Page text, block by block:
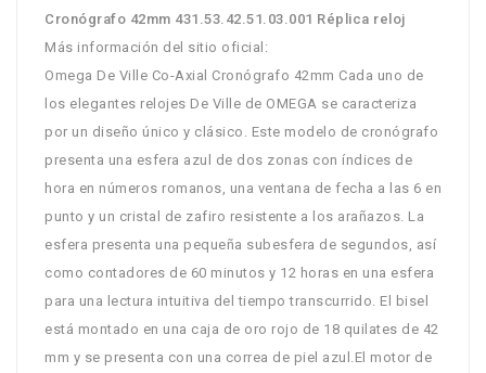
Cronógrafo 42mm 431.53.42.51.03.001 Réplica reloj
Más información del sitio oficial:
Omega De Ville Co-Axial Cronógrafo 42mm Cada uno de
los elegantes relojes De Ville de OMEGA se caracteriza
por un diseño único y clásico. Este modelo de cronógrafo
presenta una esfera azul de dos zonas con índices de
hora en números romanos, una ventana de fecha a las 6 en
punto y un cristal de zafiro resistente a los arañazos. La
esfera presenta una pequeña subesfera de segundos, así
como contadores de 60 minutos y 12 horas en una esfera
para una lectura intuitiva del tiempo transcurrido. El bisel
está montado en una caja de oro rojo de 18 quilates de 42
mm y se presenta con una correa de piel azul.El motor de